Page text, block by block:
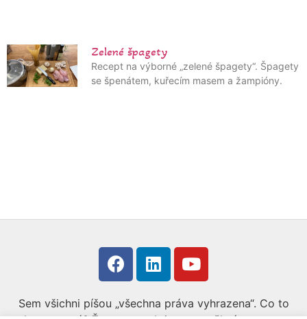
Zelené špagety
Recept na výborné „zelené špagety“. Špagety
se špenátem, kuřecím masem a žampióny.
Sem všichni píšou „všechna práva vyhrazena“. Co to